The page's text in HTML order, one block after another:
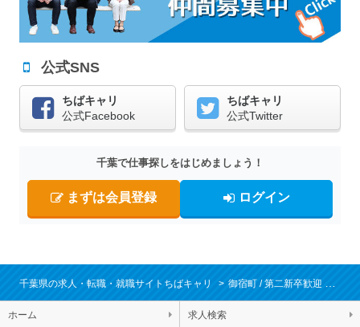
公式SNS
ちばキャリ
公式Facebook
ちばキャリ
公式Twitter
千葉で仕事探しをはじめましょう！
まずは会員登録 ログイン
千葉県の求人・転職・就職サイトちばキャリ 御宿町 第二新卒歓迎
ホーム 求人検索